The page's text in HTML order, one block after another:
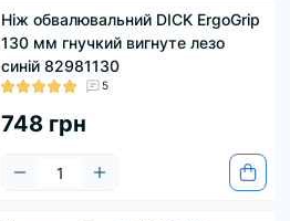
Ніж обвалювальний DICK ErgoGrip
130 мм гнучкий вигнуте лезо
синій 82981130
5
748 грн